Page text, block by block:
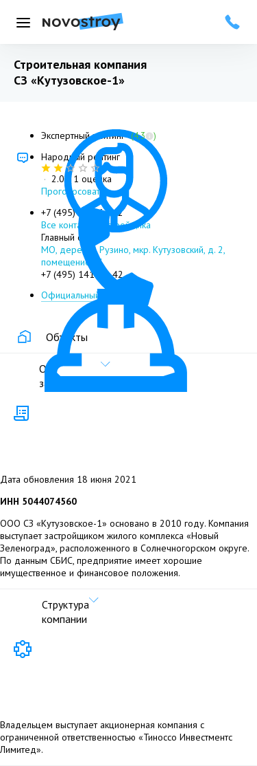
Меню
Строительная компания
СЗ «Кутузовское-1»
Экспертный рейтинг (4,3 )
Народный рейтинг
· 2.0 / 1 оценка
Проголосовать
+7 (495) 141-64-42
Все контакты застройщика
Главный офис
МО, деревня Рузино, мкр. Кутузовский, д. 2,
помещение XI
+7 (495) 141-64-42
Официальный сайт
Объекты
О
застройщике
Дата обновления 18 июня 2021
ИНН 5044074560
ООО СЗ «Кутузовское-1» основано в 2010 году. Компания
выступает застройщиком жилого комплекса «Новый
Зеленоград», расположенного в Солнечногорском округе.
По данным СБИС, предприятие имеет хорошие
имущественное и финансовое положения.
Структура
компании
Владельцем выступает акционерная компания с
ограниченной ответственностью «Тиноссо Инвестментс
Лимитед».